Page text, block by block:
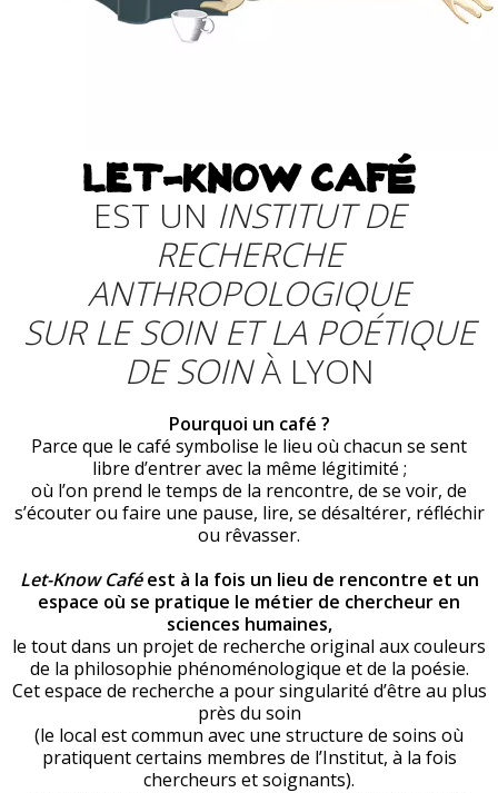
LET-KNOW CAFÉ
EST UN INSTITUT DE
RECHERCHE
ANTHROPOLOGIQUE
SUR LE SOIN ET LA POÉTIQUE
DE SOINÀ LYON
Pourquoi un café ?
Parce que le café symbolise le lieu où chacun se sent
libre d’entrer avec la même légitimité ;
où l’on prend le temps de la rencontre, de se voir, de
s’écouter ou faire une pause, lire, se désaltérer, réfléchir
ou rêvasser.
Let-Know Caféest à la fois un lieu de rencontre et un
espace où se pratique le métier de chercheur en
sciences humaines,
le tout dans un projet de recherche original aux couleurs
de la philosophie phénoménologique et de la poésie.
Cet espace de recherche a pour singularité d’être au plus
près du soin
(le local est commun avec une structure de soins où
pratiquent certains membres de l’Institut, à la fois
chercheurs et soignants).